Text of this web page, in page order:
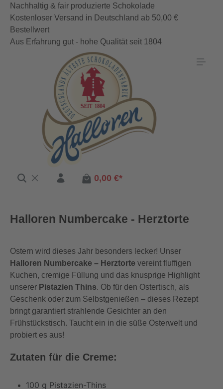
Zum Hauptinhalt springen
Nachhaltig & fair produzierte Schokolade
Kostenloser Versand in Deutschland ab 50,00 €
Bestellwert
Aus Erfahrung gut - hohe Qualität seit 1804
0,00 €*
Halloren Numbercake - Herztorte
Ostern wird dieses Jahr besonders lecker! Unser
Halloren Numbercake – Herztorte vereint fluffigen
Kuchen, cremige Füllung und das knusprige Highlight
unserer Pistazien Thins. Ob für den Ostertisch, als
Geschenk oder zum Selbstgenießen – dieses Rezept
bringt garantiert strahlende Gesichter an den
Frühstückstisch. Taucht ein in die süße Osterwelt und
probiert es aus!
Zutaten für die Creme:
100 g Pistazien-Thins